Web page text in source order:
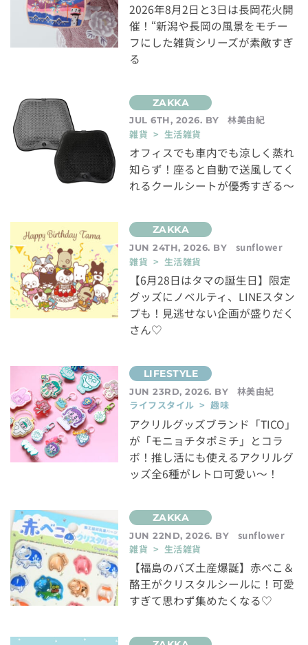
2026年8月2日と3日は長岡花火開
催！“新潟や長岡の風景をモチー
フにした雑貨シリーズが素敵すぎ
る
JUL 6TH, 2026. BY
林美由紀
雑貨 > 生活雑貨
オフィスでも車内でも涼しく蒸れ
知らず！座ると自動で送風してく
れるクールシートが優秀すぎる～
JUN 24TH, 2026. BY
sunflower
雑貨 > 生活雑貨
【6月28日はタマの誕生日】限定
グッズにノベルティ、LINEスタン
プも！見逃せない企画が盛りだく
さん♡
JUN 23RD, 2026. BY
林美由紀
ライフスタイル > 趣味
アクリルグッズブランド「TICO」
が「モニョチタポミチ」とコラ
ボ！推し活にも使えるアクリルグ
ッズ全6種がレトロ可愛い～！
JUN 22ND, 2026. BY
sunflower
雑貨 > 生活雑貨
【福島のバズ土産爆誕】赤べこ＆
酪王がクリスタルシールに！可愛
すぎて思わず集めたくなる♡